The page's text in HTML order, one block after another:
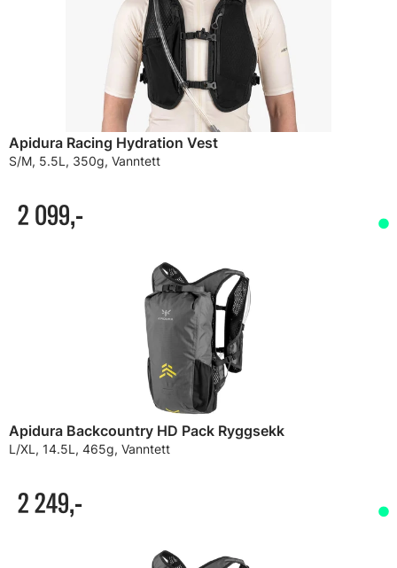
Apidura Racing Hydration Vest
S/M, 5.5L, 350g, Vanntett
2 099,-
Apidura Backcountry HD Pack Ryggsekk
L/XL, 14.5L, 465g, Vanntett
2 249,-